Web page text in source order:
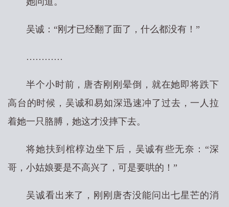
吴诚：“刚才已经翻了面了，什么都没有！”
…………
半个小时前，唐杏刚刚晕倒，就在她即将跌下
高台的时候，吴诚和易如深迅速冲了过去，一人拉
着她一只胳膊，她这才没摔下去。
将她扶到棺椁边坐下后，吴诚有些无奈：“深
哥，小姑娘要是不高兴了，可是要哄的！”
吴诚看出来了，刚刚唐杏没能问出七星芒的消